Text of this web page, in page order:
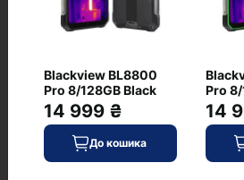
Живлення
Обладнання
Тихий клік
5200 / 5500 (для індійського
Додатково
Blackview BL8800
Pro 8/128GB Black
14 999 ₴
До кошика
Pro 8/
14